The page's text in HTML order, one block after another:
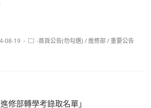
08-19
Post-首頁公告(勿勾選) /進修部/重要公告
修部轉學考錄取名單」